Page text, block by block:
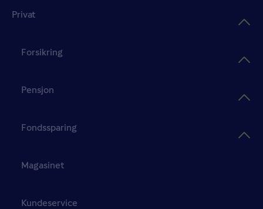
Privat
Forsikring
Pensjon
Fondssparing
Magasinet
Kundeservice